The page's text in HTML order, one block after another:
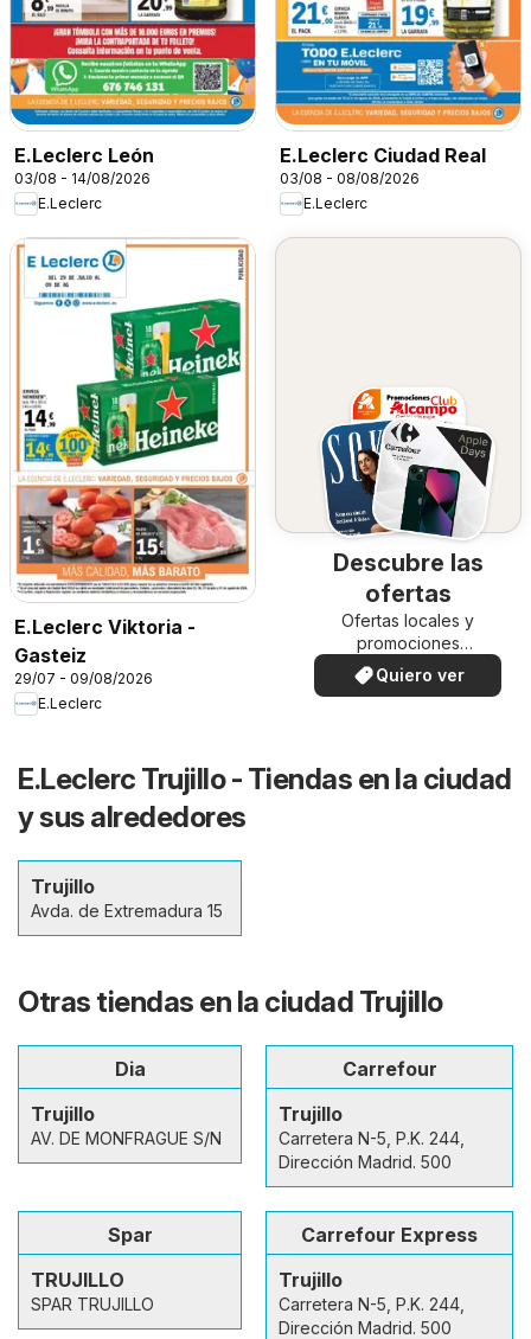
E.Leclerc León
03/08 - 14/08/2026
E.Leclerc
E.Leclerc Ciudad Real
03/08 - 08/08/2026
E.Leclerc
E.Leclerc Viktoria -
Gasteiz
29/07 - 09/08/2026
E.Leclerc
Descubre las
ofertas
Ofertas locales y
promociones
especiales.
Quiero ver
E.Leclerc Trujillo - Tiendas en la ciudad
y sus alrededores
Trujillo
Avda. de Extremadura 15
Otras tiendas en la ciudad Trujillo
Dia
Trujillo
AV. DE MONFRAGUE S/N
Carrefour
Trujillo
Carretera N-5, P.K. 244,
Dirección Madrid. 500
Spar
TRUJILLO
SPAR TRUJILLO
Carrefour Express
Trujillo
Carretera N-5, P.K. 244,
Dirección Madrid. 500